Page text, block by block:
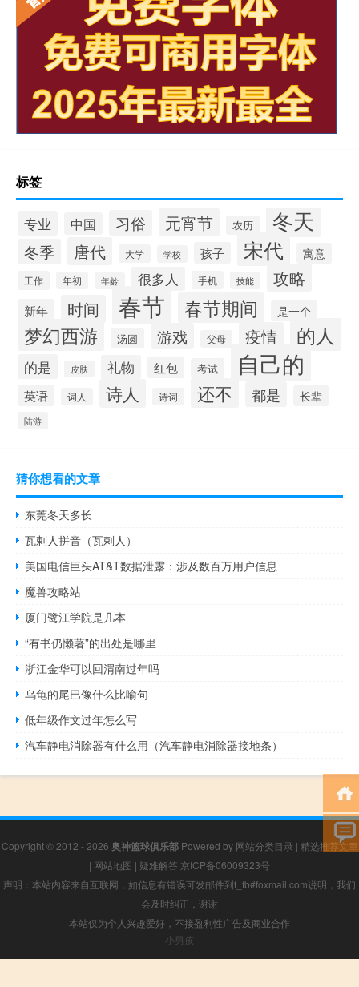
标签
专业 中国 习俗 元宵节 农历 冬天
冬季 唐代 大学 学校 孩子 宋代 寓意
工作 年初 年龄 很多人 手机 技能 攻略
新年 时间 春节 春节期间 是一个
梦幻西游 汤圆 游戏 父母 疫情 的人
的是 皮肤 礼物 红包 考试 自己的
英语 词人 诗人 诗词 还不 都是 长辈
陆游
猜你想看的文章
东莞冬天多长
瓦剌人拼音（瓦剌人）
美国电信巨头AT&T数据泄露：涉及数百万用户信息
魔兽攻略站
厦门鹭江学院是几本
“有书仍懒著”的出处是哪里
浙江金华可以回渭南过年吗
乌龟的尾巴像什么比喻句
低年级作文过年怎么写
汽车静电消除器有什么用（汽车静电消除器接地条）
Copyright © 2012 - 2026 奥神篮球俱乐部Powered by 网站分类目录 | 精选推荐文章
| 网站地图 | 疑难解答 京ICP备06009323号
声明：本站内容来自互联网，如信息有错误可发邮件到f_fb#foxmail.com说明，我们
会及时纠正，谢谢
本站仅为个人兴趣爱好，不接盈利性广告及商业合作
小男孩